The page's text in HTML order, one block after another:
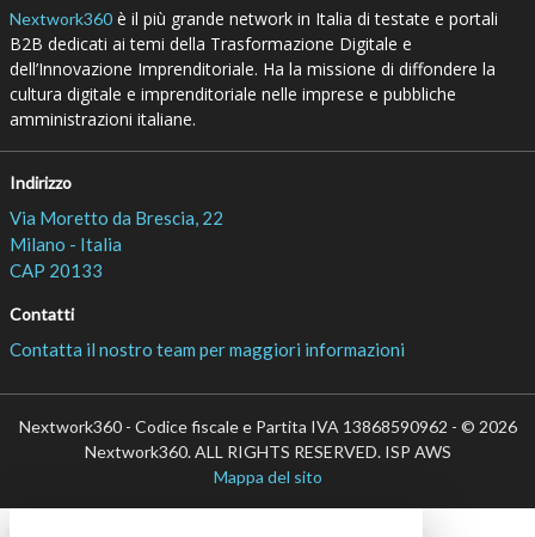
Nextwork360è il più grande network in Italia di testate e portali
B2B dedicati ai temi della Trasformazione Digitale e
dell’Innovazione Imprenditoriale. Ha la missione di diffondere la
cultura digitale e imprenditoriale nelle imprese e pubbliche
amministrazioni italiane.
Indirizzo
Via Moretto da Brescia, 22
Milano - Italia
CAP 20133
Contatti
Contatta il nostro team per maggiori informazioni
Nextwork360 - Codice fiscale e Partita IVA 13868590962 - © 2026
Nextwork360. ALL RIGHTS RESERVED. ISP AWS
Mappa del sito